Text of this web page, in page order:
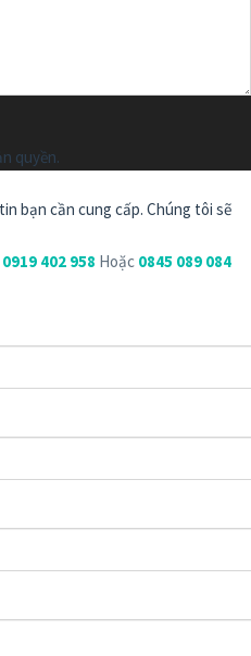
quyền.
bạn cần cung cấp. Chúng tôi sẽ
0919 402 958 Hoặc 0845 089 084